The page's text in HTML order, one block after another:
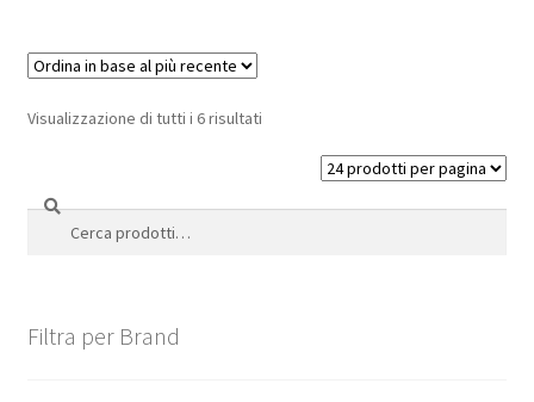
Visualizzazione di tutti i 6 risultati
Cerca:
Cerca
Filtra per Brand